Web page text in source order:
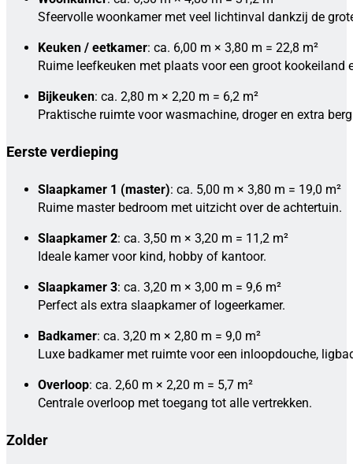
Sfeervolle woonkamer met veel lichtinval dankzij de
Keuken / eetkamer: ca. 6,00 m × 3,80 m = 22,8 m²
Ruime leefkeuken met plaats voor een groot
Bijkeuken: ca. 2,80 m × 2,20 m = 6,2 m²
Praktische ruimte voor wasmachine, droger en extra
Eerste verdieping
Slaapkamer 1 (master): ca. 5,00 m × 3,80 m = 19,0 m²
Ruime master bedroom met uitzicht over de achtertuin.
Slaapkamer 2: ca. 3,50 m × 3,20 m = 11,2 m²
Ideale kamer voor kind, hobby of kantoor.
Slaapkamer 3: ca. 3,20 m × 3,00 m = 9,6 m²
Perfect als extra slaapkamer of logeerkamer.
Badkamer: ca. 3,20 m × 2,80 m = 9,0 m²
Luxe badkamer met ruimte voor een inloopdouche,
Overloop: ca. 2,60 m × 2,20 m = 5,7 m²
Centrale overloop met toegang tot alle vertrekken.
Zolder